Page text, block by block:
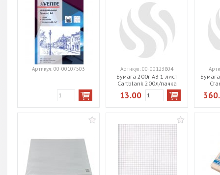
Артикул: 00-00107503
Бумага 200г А3 1 лист
Cartblank 200л/пачка
Артикул: 00-00123804
13.00